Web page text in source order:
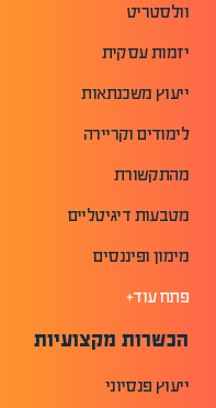
וולסטריט
יזמות עסקית
ייעוץ משכנתאות
לימודים וקריירה
מהתקשורת
מטבעות דיגיטליים
מימון ופיננסים
פתח עוד+
הכשרות מקצועיות
ייעוץ פנסיוני